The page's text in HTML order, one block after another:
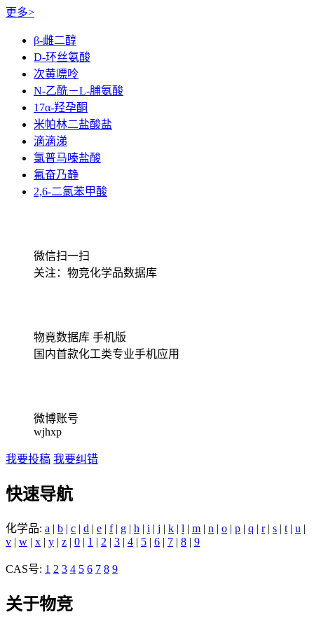
更多>
β-雌二醇
D-环丝氨酸
次黄嘌呤
N-乙酰－L-脯氨酸
17α-羟孕酮
米帕林二盐酸盐
滴滴涕
氯普马嗪盐酸
氟奋乃静
2,6-二氯苯甲酸
微信扫一扫
关注：物竞化学品数据库
物竟数据库 手机版
国内首款化工类专业手机应用
微博账号
wjhxp
我要投稿 我要纠错
快速导航
化学品: a | b | c | d | e | f| g | h | i | j | k | l | m | n | o | p | q | r| s | t | u |
v | w | x | y | z | 0 | 1 | 2 | 3 | 4 | 5 | 6 | 7 | 8 | 9
CAS号: 1 2 3 4 5 6 7 8 9
关于物竞